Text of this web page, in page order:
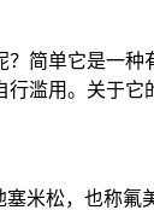
简单它是一
滥用。关于
米松，也称氟